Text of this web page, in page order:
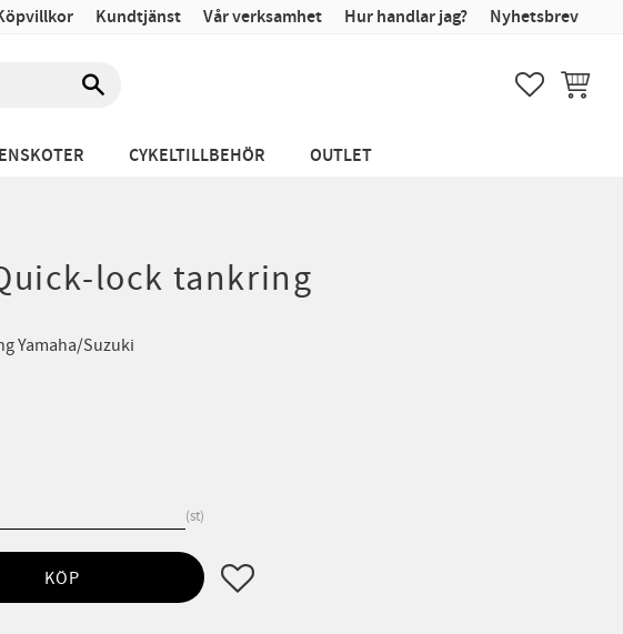
Kundtjänst Vår verksamhet Hur handlar jag? Nyhetsbrev
FAVORITER
CYKELTILLBEHÖR OUTLET
lock tankring
Yamaha/Suzuki
pris:
st
KÖP Lägg till i favoriter